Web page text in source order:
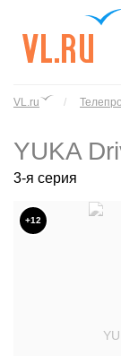
города
Владивостока
VL.ru /
YUKA
3-я серия
+12